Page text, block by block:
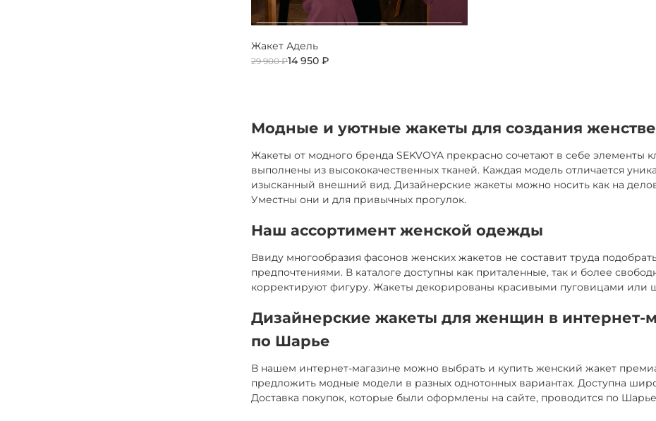
Жакет Адель
29 900 ₽14 950 ₽
Модные и уютные жакеты для создания
Жакеты от модного бренда SEKVOYA прекрасно сочетают в себе элементы
выполнены из высококачественных тканей. Каждая модель отличается
изысканный внешний вид. Дизайнерские жакеты можно носить как на
Уместны они и для привычных прогулок.
Наш ассортимент женской одежды
Ввиду многообразия фасонов женских жакетов не составит труда
предпочтениями. В каталоге доступны как приталенные, так и более
корректируют фигуру. Жакеты декорированы красивыми пуговицами или
Дизайнерские жакеты для женщин в интернет-
по Шарье
В нашем интернет-магазине можно выбрать и купить женский жакет
предложить модные модели в разных однотонных вариантах. Доступна
Доставка покупок, которые были оформлены на сайте, проводится по